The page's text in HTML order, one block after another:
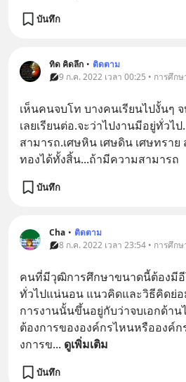
บันทึก
ทิด คิดลึก • ติดตาม
9 ก.ค. 2022 เวลา 00:25 • การศึกษ
เห็นคนจบโท บางคนเรียนไปงั้นๆ
เลยเรียนต่อ.จะว่าไปงานมีอยู่ทั่วไ
สามารถ.เศษหิน เศษดิน เศษทราย
ทองได้ทั้งสิ้น...ถ้ามีความสามารถ
บันทึก
Cha • ติดตาม
8 ก.ค. 2022 เวลา 23:54 • การศึกษ
คนที่มีวุฒิการศึกษาขนาดนี้ต้องมี
ทั่วไปแน่นอน แนวคิดและวิธีคิดย่อ
การงานนั้นขึ้นอยู่กับว่าจบเอกด้า
ต้องการขององค์กรไหนหรือองค์
งการข... ดูเพิ่มเติม
บันทึก